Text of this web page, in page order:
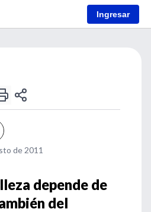
Ingresar
de 2011
depende de
del